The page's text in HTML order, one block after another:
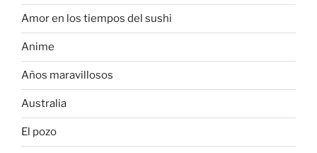
Amor en los tiempos del sushi
Anime
Años maravillosos
Australia
El pozo